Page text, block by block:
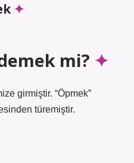
mi?
girmiştir. “Öpmek”
türemiştir.